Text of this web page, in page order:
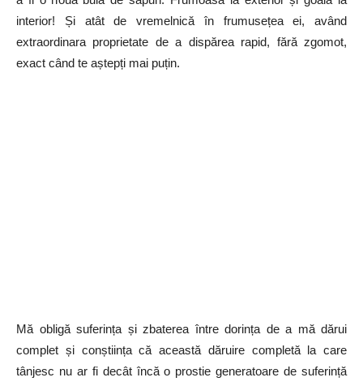
interior! Și atât de vremelnică în frumusețea ei, având
extraordinara proprietate de a dispărea rapid, fără zgomot,
exact când te aștepți mai puțin.
Mă obligă suferința și zbaterea între dorința de a mă dărui
complet și conștiința că această dăruire completă la care
tânjesc nu ar fi decât încă o prostie generatoare de suferință